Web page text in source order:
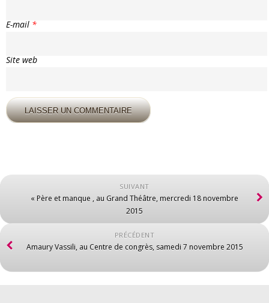
E-mail *
Site web
SUIVANT
« Père et manque , au Grand Théâtre, mercredi 18 novembre
2015
PRÉCÉDENT
Amaury Vassili, au Centre de congrès, samedi 7 novembre 2015